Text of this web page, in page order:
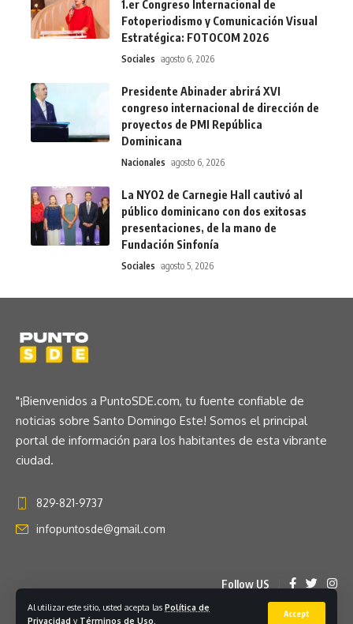
Al utilizar este sitio, usted acepta las Política de
Privacidad y Términos de Uso
Accept
1.er Congreso Internacional de
Fotoperiodismo y Comunicación Visual
Estratégica: FOTOCOM 2026
Sociales agosto 6, 2026
Presidente Abinader abrirá XVI
congreso internacional de dirección de
proyectos de PMI República
Dominicana
Nacionales agosto 6, 2026
La NYO2 de Carnegie Hall cautivó al
público dominicano con dos exitosas
presentaciones, de la mano de
Fundación Sinfonía
Sociales agosto 5, 2026
"¡Bienvenidos a PuntoSDE.com, tu fuente confiable de
noticias sobre Santo Domingo Este! Somos el principal
portal de información para los habitantes de esta vibrante
ciudad.
829-821-9737
infopuntosde@gmail.com
Follow US